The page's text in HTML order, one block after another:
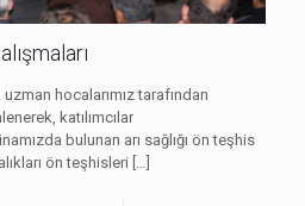
uzman hocalarımız tarafından
katılımcılar
bulunan arı sağlığı ön teşhis
ön teşhisleri […]